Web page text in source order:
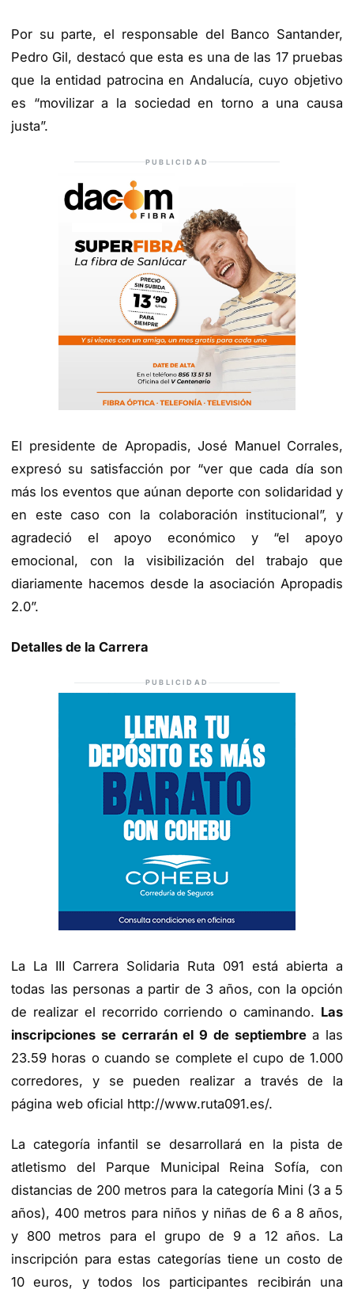
Por su parte, el responsable del Banco Santander,
Pedro Gil, destacó que esta es una de las 17 pruebas
que la entidad patrocina en Andalucía, cuyo objetivo
es “movilizar a la sociedad en torno a una causa
justa”.
PUBLICIDAD
El presidente de Apropadis, José Manuel Corrales,
expresó su satisfacción por “ver que cada día son
más los eventos que aúnan deporte con solidaridad y
en este caso con la colaboración institucional”, y
agradeció el apoyo económico y “el apoyo
emocional, con la visibilización del trabajo que
diariamente hacemos desde la asociación Apropadis
2.0”.
Detalles de la Carrera
PUBLICIDAD
La La III Carrera Solidaria Ruta 091 está abierta a
todas las personas a partir de 3 años, con la opción
de realizar el recorrido corriendo o caminando. Las
inscripciones se cerrarán el 9 de septiembrea las
23.59 horas o cuando se complete el cupo de 1.000
corredores, y se pueden realizar a través de la
página web oficial http://www.ruta091.es/.
La categoría infantil se desarrollará en la pista de
atletismo del Parque Municipal Reina Sofía, con
distancias de 200 metros para la categoría Mini (3 a 5
años), 400 metros para niños y niñas de 6 a 8 años,
y 800 metros para el grupo de 9 a 12 años. La
inscripción para estas categorías tiene un costo de
10 euros, y todos los participantes recibirán una